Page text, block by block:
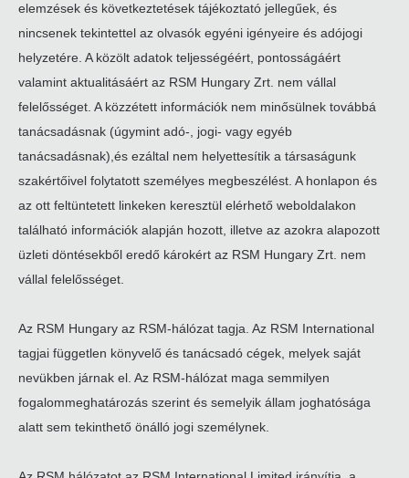
elemzések és következtetések tájékoztató jellegűek, és
nincsenek tekintettel az olvasók egyéni igényeire és adójogi
helyzetére. A közölt adatok teljességéért, pontosságáért
valamint aktualitásáért az RSM Hungary Zrt. nem vállal
felelősséget. A közzétett információk nem minősülnek továbbá
tanácsadásnak (úgymint adó-, jogi- vagy egyéb
tanácsadásnak),és ezáltal nem helyettesítik a társaságunk
szakértőivel folytatott személyes megbeszélést. A honlapon és
az ott feltüntetett linkeken keresztül elérhető weboldalakon
található információk alapján hozott, illetve az azokra alapozott
üzleti döntésekből eredő károkért az RSM Hungary Zrt. nem
vállal felelősséget.
Az RSM Hungary az RSM-hálózat tagja. Az RSM International
tagjai független könyvelő és tanácsadó cégek, melyek saját
nevükben járnak el. Az RSM-hálózat maga semmilyen
fogalommeghatározás szerint és semelyik állam joghatósága
alatt sem tekinthető önálló jogi személynek.